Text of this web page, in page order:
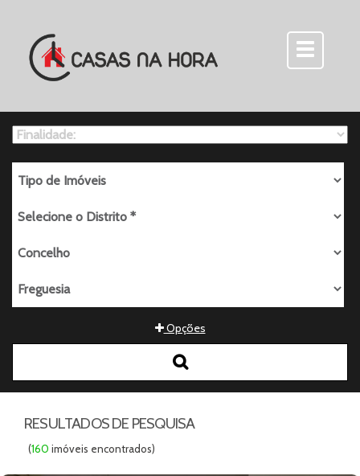
Quartos
Preço Mínimo Preço Máximo
Opções
RESULTADOS DE PESQUISA
(160 imóveis encontrados)